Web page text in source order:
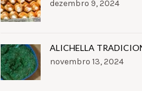
dezembro 9, 2024
ALICHELLA
novembro 13, 2024